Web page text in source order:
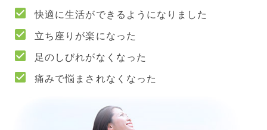
快適に生活ができるようになりました
立ち座りが楽になった
足のしびれがなくなった
痛みで悩まされなくなった